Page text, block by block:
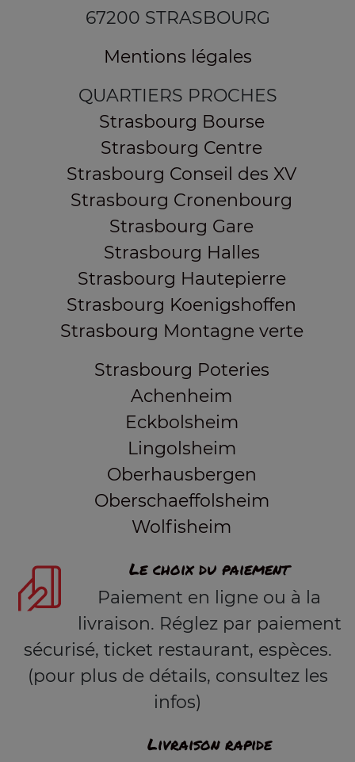
67200 STRASBOURG
Mentions légales
QUARTIERS PROCHES
Strasbourg Bourse
Strasbourg Centre
Strasbourg Conseil des XV
Strasbourg Cronenbourg
Strasbourg Gare
Strasbourg Halles
Strasbourg Hautepierre
Strasbourg Koenigshoffen
Strasbourg Montagne verte
Strasbourg Poteries
Achenheim
Eckbolsheim
Lingolsheim
Oberhausbergen
Oberschaeffolsheim
Wolfisheim
Le choix du paiement
Paiement en ligne ou à la
livraison. Réglez par paiement
sécurisé, ticket restaurant, espèces.
(pour plus de détails, consultez les
infos)
Livraison rapide